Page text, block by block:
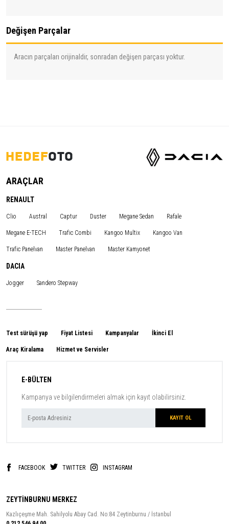
Değişen Parçalar
Aracın parçaları orijinaldir, sonradan değişen parçası yoktur.
ARAÇLAR
RENAULT
Clio Austral Captur Duster Megane Sedan Rafale
Megane E-TECH Trafic Combi Kangoo Multix Kangoo Van
Trafic Panelvan Master Panelvan Master Kamyonet
DACIA
Jogger Sandero Stepway
Test sürüşü yap Fiyat Listesi Kampanyalar İkinci El
Araç Kiralama Hizmet ve Servisler
E-BÜLTEN
Kampanya ve bilgilendirmeleri almak için kayıt olabilirsiniz.
FACEBOOK TWITTER INSTAGRAM
ZEYTİNBURNU MERKEZ
Kazlıçeşme Mah. Sahilyolu Abay Cad. No:84 Zeytinburnu / İstanbul